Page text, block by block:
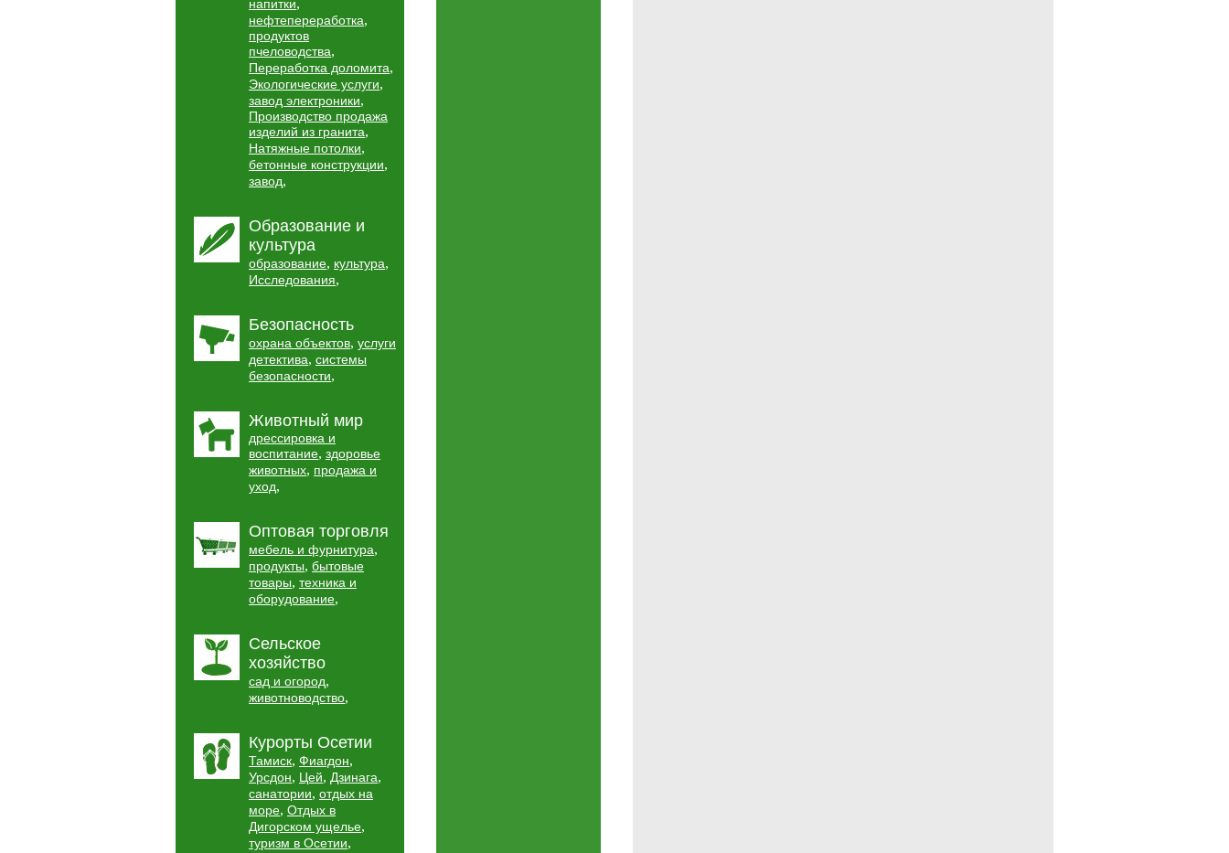
напитки,
нефтепереработка,
продуктов
пчеловодства,
Переработка доломита,
Экологические услуги,
завод электроники,
Производство продажа
изделий из гранита,
Натяжные потолки,
бетонные конструкции,
завод,
Образование и
культура
образование, культура,
Исследования,
Безопасность
охрана объектов, услуги
детектива, системы
безопасности,
Животный мир
дрессировка и
воспитание, здоровье
животных, продажа и
уход,
Оптовая торговля
мебель и фурнитура,
продукты, бытовые
товары, техника и
оборудование,
Сельское
хозяйство
сад и огород,
животноводство,
Курорты Осетии
Тамиск, Фиагдон,
Урсдон, Цей, Дзинага,
санатории, отдых на
море, Отдых в
Дигорском ущелье,
туризм в Осетии,